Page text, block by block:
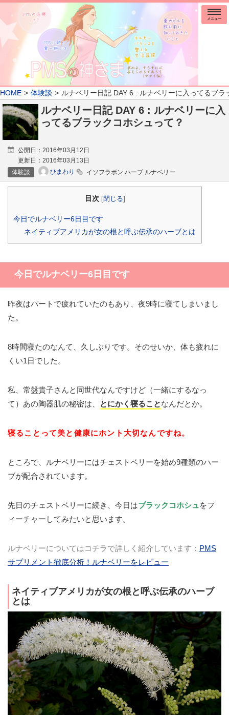
メニュー
HOME 体験談 ルナベリー日記 DAY 6 : ルナベリーに入ってるブラ
ルナベリー日記 DAY 6 : ルナベリーに入
ってるブラックコホシュって？
公開日： 2016年03月12日
更新日： 2016年03月13日
体験談
ひまわり イソフラボン ハーブ ルナベリー
目次 [閉じる]
今日でルナベリー6日目です
ネイティブアメリカが女の根と呼ぶ伝承のハーブとは
今日でルナベリー6日目です
昨夜はパートで疲れていたのもあり、夜9時に寝てしまいまし
た。
8時間寝たのなんて、久しぶりです。そのせいか、体も疲れに
くい1日でした。
私、常盤貴子さんと同世代なんですけど（一緒にするなっ
て）あの陶器肌の秘密は、
とにかく寝ることなんだとか。
寝ることって美と健康にホント大切なんですね。
ところで、ルナベリーにはチェストベリーを始め9種類のハー
ブが配合されています。
先日のチェストベリーに続き、今日はブラックコホシュをフ
ィーチャーしてみたいと思います。
ルナベリーについてはコチラで詳しく紹介しています： PMS
サプリメント徹底分析！ルナベリーをレビュー
ネイティブアメリカが女の根と呼ぶ伝承のハーブ
とは